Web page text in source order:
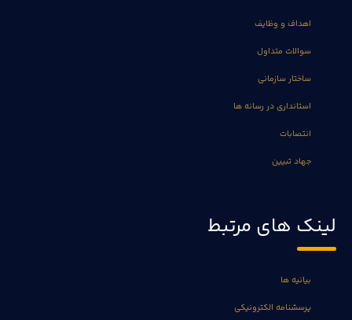
اهداف و وظایف
سوالات متداول
ساختار سازمانی
استانداری در رسانه ها
انتصابات
جهاد تبیین
لینک های مرتبط
بیانیه ها
پرسشنامه الکترونیکی